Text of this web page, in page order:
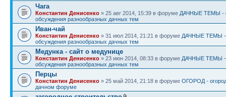
Чага
Константин Денисенко » 25 авг 2014, 15:39 в форуме ДАЧНЫЕ ТЕМЫ -
обсуждения разнообразных дачных тем
Иван-чай
Константин Денисенко » 31 июл 2014, 21:21 в форуме ДАЧНЫЕ ТЕМЫ -
обсуждения разнообразных дачных тем
Медунка - сайт о медунице
Константин Денисенко » 23 июн 2014, 08:33 в форуме ДАЧНЫЕ ТЕМЫ -
обсуждения разнообразных дачных тем
Перцы
Константин Денисенко » 25 май 2014, 21:18 в форуме ОГОРОД -
дачном форуме